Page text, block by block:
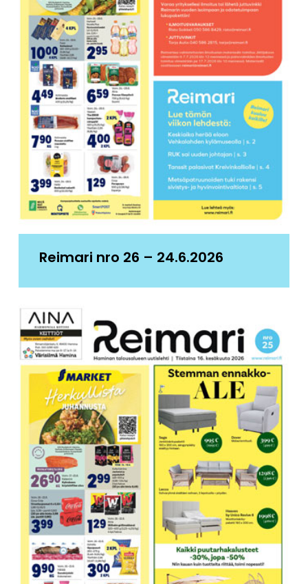
Reimari nro 26 – 24.6.2026